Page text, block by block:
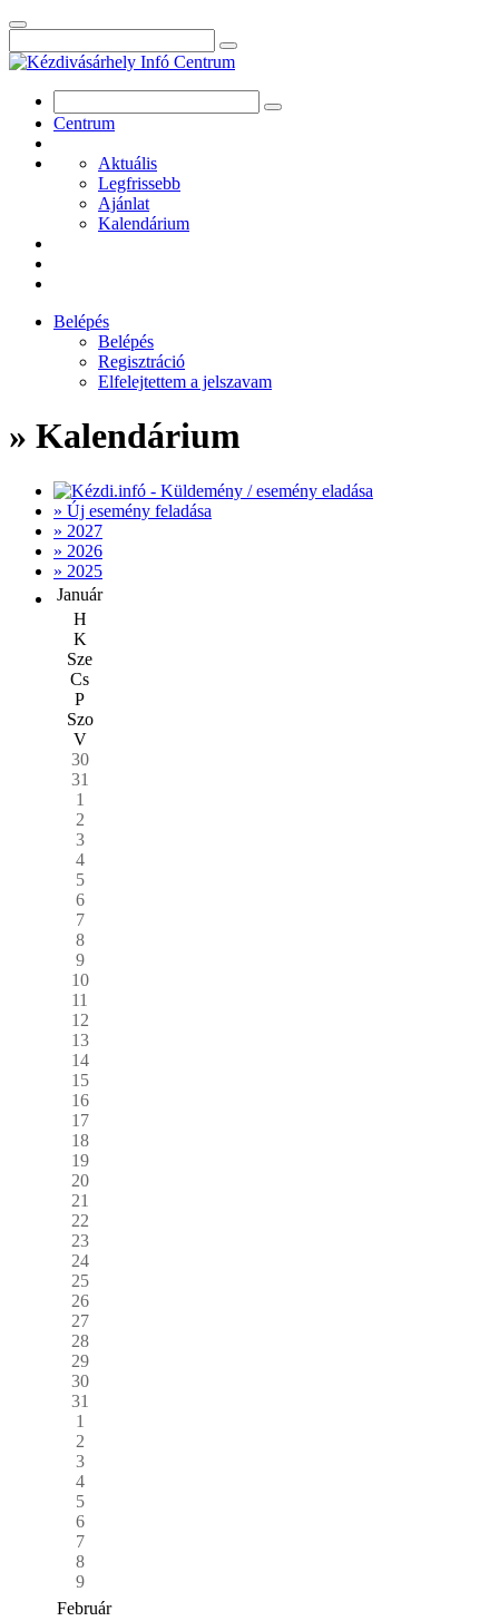
Centrum
Aktuális
Legfrissebb
Ajánlat
Kalendárium
Belépés
Belépés
Regisztráció
Elfelejtettem a jelszavam
» Kalendárium
» Új esemény feladása
» 2027
» 2026
» 2025
Január
H
K
Sze
Cs
P
Szo
V
30
31
1
2
3
4
5
6
7
8
9
10
11
12
13
14
15
16
17
18
19
20
21
22
23
24
25
26
27
28
29
30
31
1
2
3
4
5
6
7
8
9
Február